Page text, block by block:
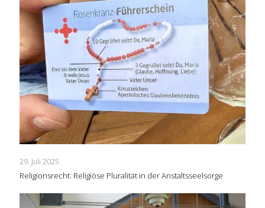
29. Juli 2025
Religionsrecht: Religiöse Pluralität in der Anstaltsseelsorge